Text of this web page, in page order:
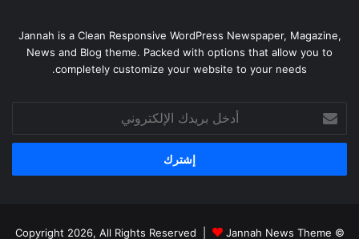
Jannah is a Clean Responsive WordPress Newspaper, Magazine,
News and Blog theme. Packed with options that allow you to
completely customize your website to your needs.
بريدك
الإلكتروني
© Copyright 2026, All Rights Reserved |
Jannah News Theme